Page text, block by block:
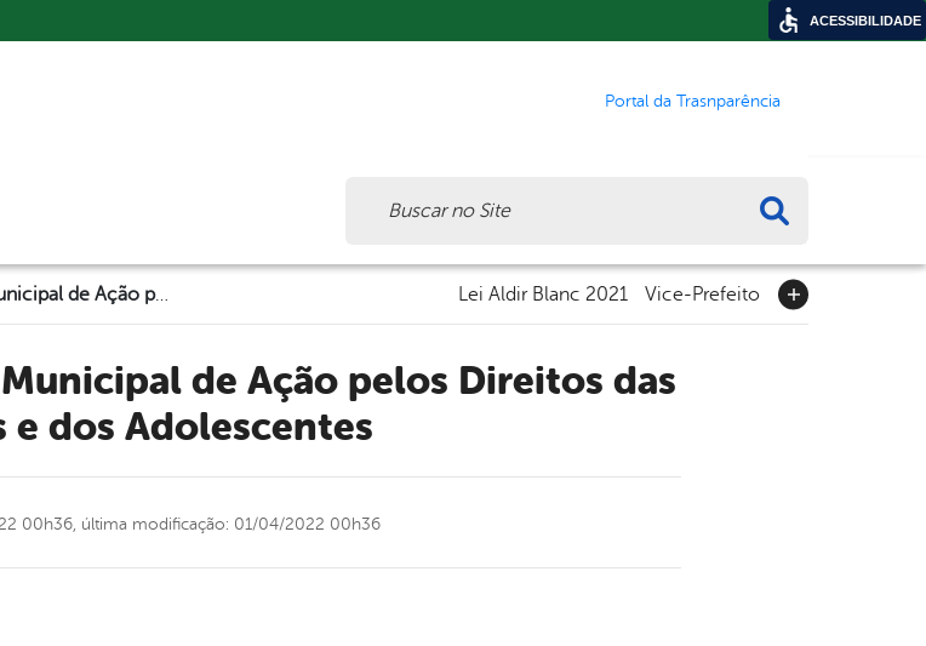
Portal da Trasnparência
Belo Jardim lança Plano Municipal de Ação pelos Direitos das Crianças e dos Adolescentes Lei Aldir Blanc 2021 Vice-Prefeito
e dos Adolescentes
00h36, última modificação: 01/04/2022 00h36
ACESSIBILIDADE